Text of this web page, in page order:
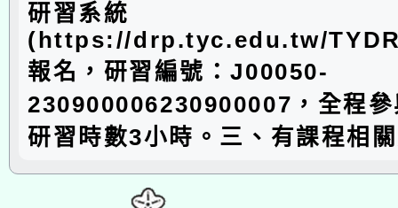
研習系統
(https://drp.tyc.edu.tw/
報名，研習編號：J00050-
230900006230900007，全程
研習時數3小時。三、有課程相